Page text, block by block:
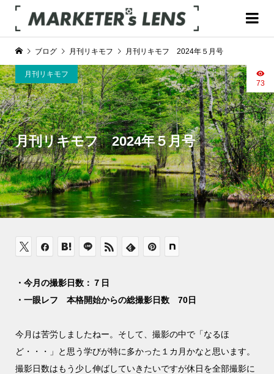
月刊リキモフ 2024年５月号
月刊リキモフ
73
ブログ 月刊リキモフ 月刊リキモフ 2024年５月号
・今月の撮影日数：７日
・一眼レフ 本格開始からの総撮影日数 70日
今月は苦労しましたねー。そして、撮影の中で「なるほ
ど・・・」と思う学びが特に多かった１カ月かなと思います。
撮影日数はもう少し伸ばしていきたいですが休日を全部撮影に